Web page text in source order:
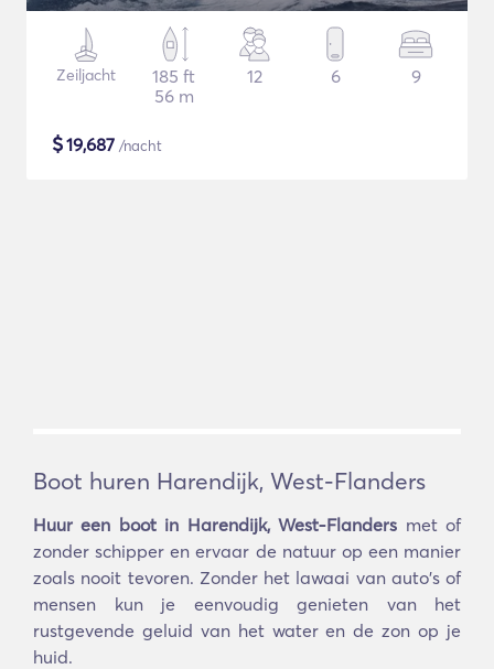
Zeiljacht
185 ft
56 m
12 6 9
$19,687 /nacht
Boot huren Harendijk, West-Flanders
Huur een boot in Harendijk, West-Flanders met of
zonder schipper en ervaar de natuur op een manier
zoals nooit tevoren. Zonder het lawaai van auto's of
mensen kun je eenvoudig genieten van het
rustgevende geluid van het water en de zon op je
huid.